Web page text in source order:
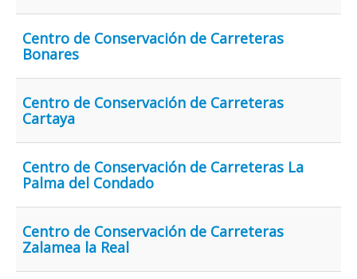
Archivo
Formularios
Centro de Conservación de Carreteras
Bonares
Centro de Conservación de Carreteras
Cartaya
Centro de Conservación de Carreteras La
Palma del Condado
Centro de Conservación de Carreteras
Zalamea la Real